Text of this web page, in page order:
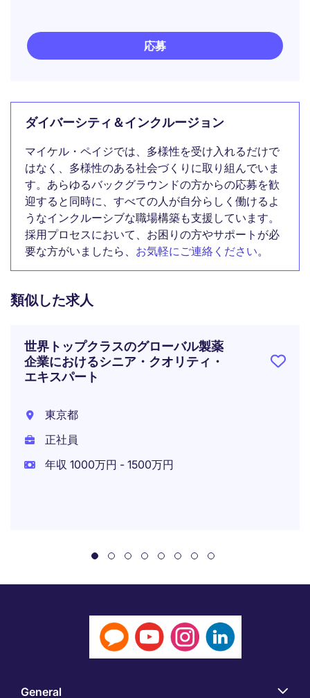
応募
ダイバーシティ＆インクルージョン
マイケル・ペイジでは、多様性を受け入れるだけで
はなく、多様性のある社会づくりに取り組んでいま
す。あらゆるバックグラウンドの方からの応募を歓
迎すると同時に、すべての人が自分らしく働けるよ
うなインクルーシブな職場構築も支援しています。
採用プロセスにおいて、お困りの方やサポートが必
要な方がいましたら、 お気軽にご連絡ください。
類似した求人
世界トップクラスのグローバル製薬
企業におけるシニア・クオリティ・
エキスパート
東京都
正社員
年収 1000万円 - 1500万円
General